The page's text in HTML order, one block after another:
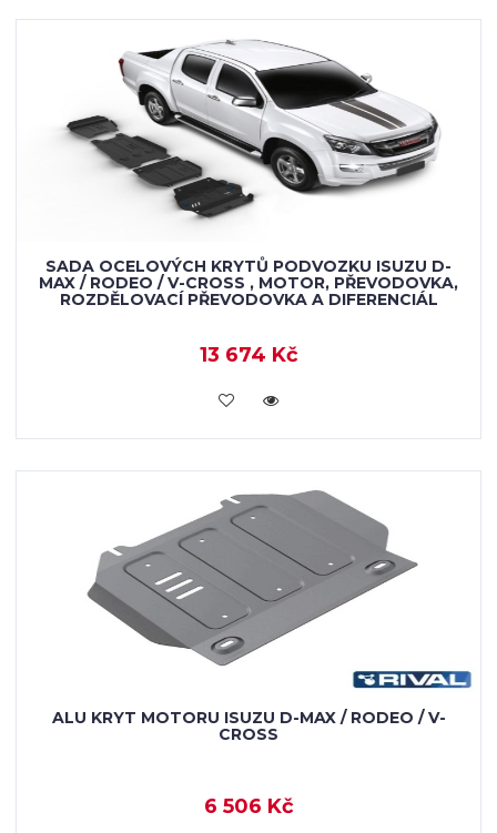
SADA OCELOVÝCH KRYTŮ PODVOZKU ISUZU D-
MAX / RODEO / V-CROSS , MOTOR, PŘEVODOVKA,
ROZDĚLOVACÍ PŘEVODOVKA A DIFERENCIÁL
13 674 Kč
KOUPIT
ALU KRYT MOTORU ISUZU D-MAX / RODEO / V-
CROSS
6 506 Kč